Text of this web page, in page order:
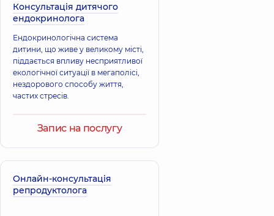
Консультація дитячого
ендокринолога
Ендокринологічна система
дитини, що живе у великому місті,
піддається впливу несприятливої ​​
екологічної ситуації в мегаполісі,
нездорового способу життя,
частих стресів.
Запис на послугу
Онлайн-консультація
репродуктолога